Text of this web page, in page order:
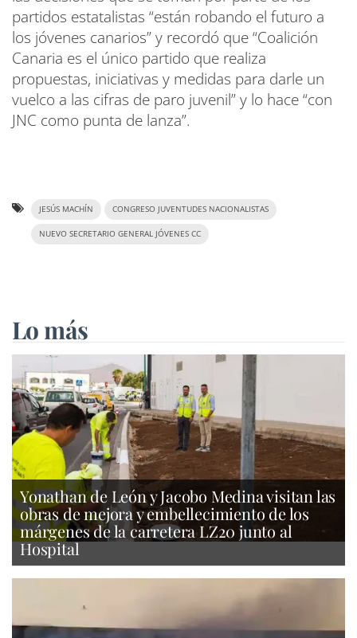
partidos estatalistas “están robando el futuro a
los jóvenes canarios” y recordó que “Coalición
Canaria es el único partido que realiza
propuestas, iniciativas y medidas para darle un
vuelco a las cifras de paro juvenil” y lo hace “con
JNC como punta de lanza”.
JESÚS MACHÍN CONGRESO JUVENTUDES NACIONALISTAS
NUEVO SECRETARIO GENERAL JÓVENES CC
Lo más
Yonathan de León y Jacobo Medina visitan las
obras de mejora y embellecimiento de los
márgenes de la carretera LZ20 junto al
Hospital